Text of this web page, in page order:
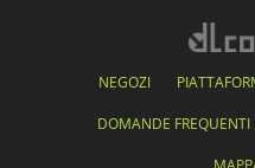
NEGOZI
DOMANDE FREQUENTI